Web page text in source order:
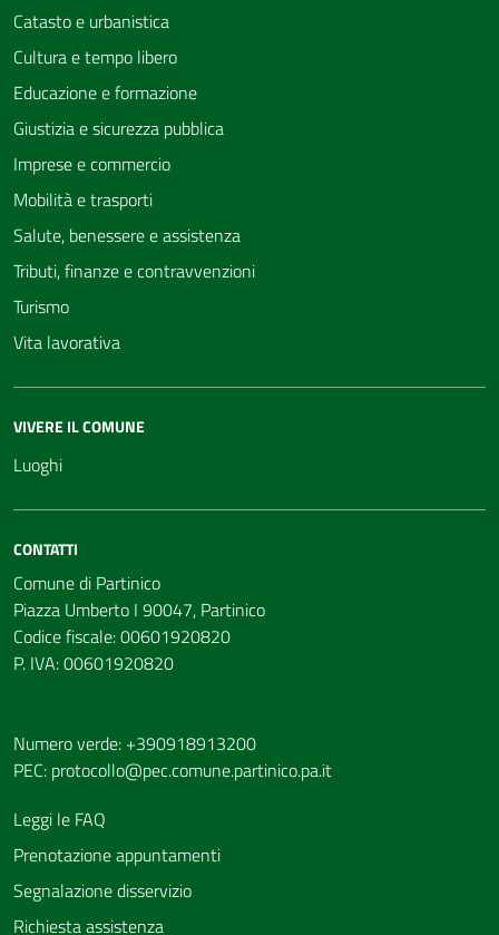
Catasto e urbanistica
Cultura e tempo libero
Educazione e formazione
Giustizia e sicurezza pubblica
Imprese e commercio
Mobilità e trasporti
Salute, benessere e assistenza
Tributi, finanze e contravvenzioni
Turismo
Vita lavorativa
VIVERE IL COMUNE
Luoghi
CONTATTI
Comune di Partinico
Piazza Umberto I 90047, Partinico
Codice fiscale: 00601920820
P. IVA: 00601920820
Numero verde: +390918913200
PEC: protocollo@pec.comune.partinico.pa.it
Leggi le FAQ
Prenotazione appuntamenti
Segnalazione disservizio
Richiesta assistenza